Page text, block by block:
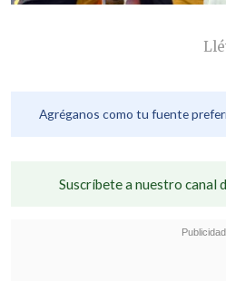
Agréganos como tu fuente
Suscríbete a nuestro canal